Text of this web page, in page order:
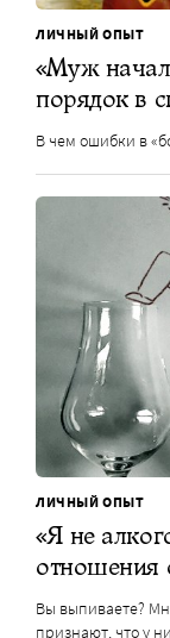
ЛИЧНЫЙ ОПЫТ
«Муж начал
порядок в
В чем ошибки в
ЛИЧНЫЙ ОПЫТ
«Я не
отношения
Вы выпиваете?
признают, что у